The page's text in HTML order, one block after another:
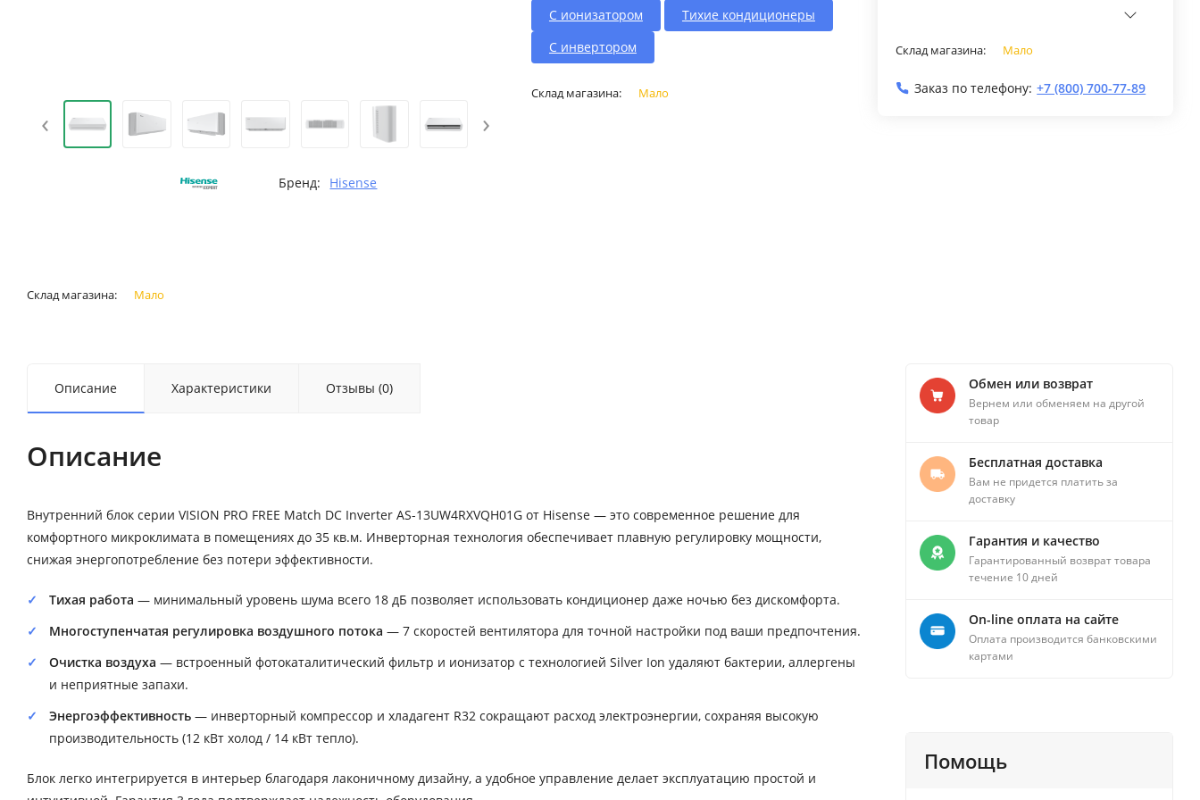
‹ ›
Бренд: Hisense
С ионизатором
Тихие кондиционеры
С инвертором
Склад магазина: Мало
Склад магазина: Мало
Заказ по телефону: +7 (800) 700-77-89
Склад магазина: Мало
Описание Характеристики Отзывы (0)
Описание
Внутренний блок серии VISION PRO FREE Match DC Inverter AS-13UW4RXVQH01G от Hisense — это современное решение для
комфортного микроклимата в помещениях до 35 кв.м. Инверторная технология обеспечивает плавную регулировку мощности,
снижая энергопотребление без потери эффективности.
Тихая работа — минимальный уровень шума всего 18 дБ позволяет использовать кондиционер даже ночью без дискомфорта.
Многоступенчатая регулировка воздушного потока — 7 скоростей вентилятора для точной настройки под ваши предпочтения.
Очистка воздуха — встроенный фотокаталитический фильтр и ионизатор с технологией Silver Ion удаляют бактерии, аллергены
и неприятные запахи.
Энергоэффективность — инверторный компрессор и хладагент R32 сокращают расход электроэнергии, сохраняя высокую
производительность (12 кВт холод / 14 кВт тепло).
Блок легко интегрируется в интерьер благодаря лаконичному дизайну, а удобное управление делает эксплуатацию простой и
Обмен или возврат
Вернем или обменяем на другой
товар
Бесплатная доставка
Вам не придется платить за
доставку
Гарантия и качество
Гарантированный возврат товара
течение 10 дней
On-line оплата на сайте
Оплата производится банковскими
картами
Помощь